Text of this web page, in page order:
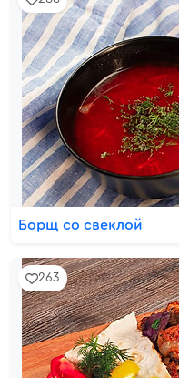
Борщ со свеклой
263